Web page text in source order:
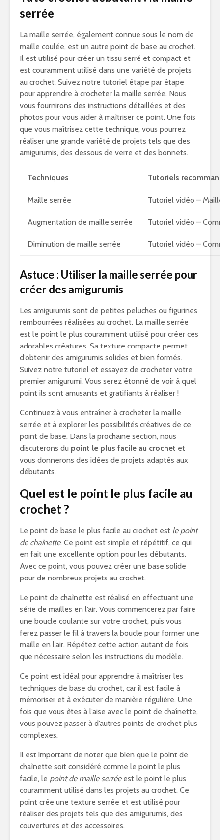
serrée
La maille serrée, également connue sous le nom de
maille coulée, est un autre point de base au crochet.
Il est utilisé pour créer un tissu serré et compact et
est couramment utilisé dans une variété de projets
au crochet. Suivez notre tutoriel étape par étape
pour apprendre à crocheter la maille serrée. Nous
vous fournirons des instructions détaillées et des
photos pour vous aider à maîtriser ce point. Une fois
que vous maîtrisez cette technique, vous pourrez
réaliser une grande variété de projets tels que des
amigurumis, des dessous de verre et des bonnets.
Techniques Tutoriels
Maille serrée Tutoriel vidéo –
Augmentation de maille serrée Tutoriel vidéo –
Diminution de maille serrée Tutoriel vidéo –
Astuce : Utiliser la maille serrée pour
créer des amigurumis
Les amigurumis sont de petites peluches ou figurines
rembourrées réalisées au crochet. La maille serrée
est le point le plus couramment utilisé pour créer ces
adorables créatures. Sa texture compacte permet
d’obtenir des amigurumis solides et bien formés.
Suivez notre tutoriel et essayez de crocheter votre
premier amigurumi. Vous serez étonné de voir à quel
point ils sont amusants et gratifiants à réaliser !
Continuez à vous entraîner à crocheter la maille
serrée et à explorer les possibilités créatives de ce
point de base. Dans la prochaine section, nous
discuterons du point le plus facile au crochet et
vous donnerons des idées de projets adaptés aux
débutants.
Quel est le point le plus facile au
crochet ?
Le point de base le plus facile au crochet est le point
de chaînette. Ce point est simple et répétitif, ce qui
en fait une excellente option pour les débutants.
Avec ce point, vous pouvez créer une base solide
pour de nombreux projets au crochet.
Le point de chaînette est réalisé en effectuant une
série de mailles en l’air. Vous commencerez par faire
une boucle coulante sur votre crochet, puis vous
ferez passer le fil à travers la boucle pour former une
maille en l’air. Répétez cette action autant de fois
que nécessaire selon les instructions du modèle.
Ce point est idéal pour apprendre à maîtriser les
techniques de base du crochet, car il est facile à
mémoriser et à exécuter de manière régulière. Une
fois que vous êtes à l’aise avec le point de chaînette,
vous pouvez passer à d’autres points de crochet plus
complexes.
Il est important de noter que bien que le point de
chaînette soit considéré comme le point le plus
facile, le point de maille serréeest le point le plus
couramment utilisé dans les projets au crochet. Ce
point crée une texture serrée et est utilisé pour
réaliser des projets tels que des amigurumis, des
couvertures et des accessoires.